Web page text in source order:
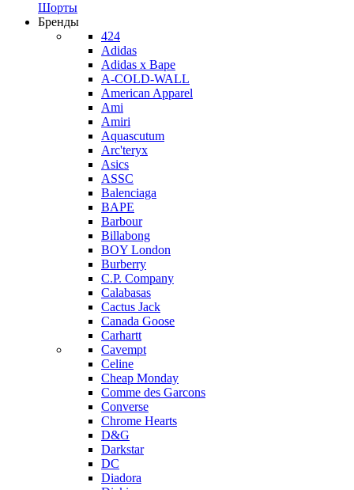
Шорты
Бренды
424
Adidas
Adidas x Bape
A-COLD-WALL
American Apparel
Ami
Amiri
Aquascutum
Arc'teryx
Asics
ASSC
Balenciaga
BAPE
Barbour
Billabong
BOY London
Burberry
C.P. Company
Calabasas
Cactus Jack
Canada Goose
Carhartt
Cavempt
Celine
Cheap Monday
Comme des Garcons
Converse
Chrome Hearts
D&G
Darkstar
DC
Diadora